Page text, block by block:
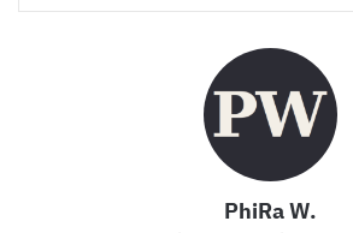
คือแฟนตัวยงของมา
PhiRa W.